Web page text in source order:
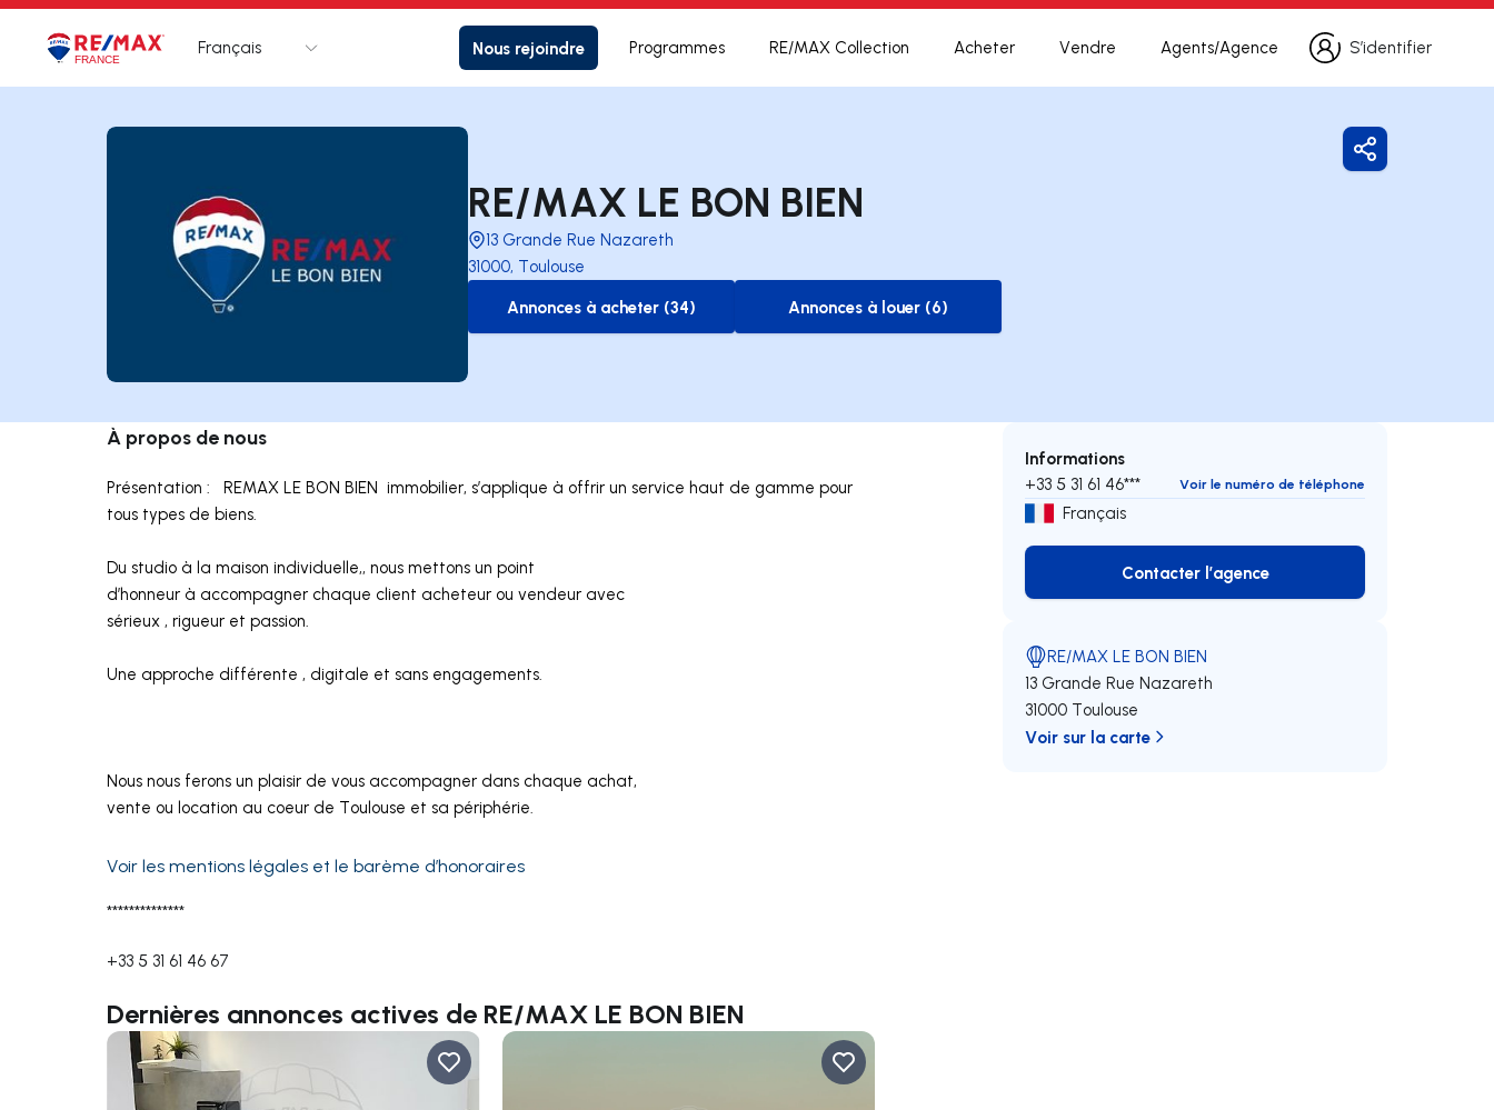
LogoAller à la page d’accueil
Français Nous rejoindre Programmes RE/MAX Collection Acheter Vendre Agents/Agence
S’identifier
S’identifier
RE/MAX LE BON BIEN
13 Grande Rue Nazareth
31000, Toulouse
to-buy-listing
Annonces à acheter (34)
to-rent-listing
Annonces à louer (6)
Partager
À propos de nous
Présentation : REMAX LE BON BIEN immobilier, s’applique à offrir un service haut de gamme pour
tous types de biens.
Du studio à la maison individuelle,, nous mettons un point
d’honneur à accompagner chaque client acheteur ou vendeur avec
sérieux , rigueur et passion.
Une approche différente , digitale et sans engagements.
Nous nous ferons un plaisir de vous accompagner dans chaque achat,
vente ou location au coeur de Toulouse et sa périphérie.
Voir les mentions légales et le barème d’honoraires
**************
+33 5 31 61 46 67
Dernières annonces actives de RE/MAX LE BON BIEN
Informations
+33 5 31 61 46*** Voir le numéro de téléphone
Français
Contacter l’agence
Contacter l’agence
RE/MAX LE BON BIEN
13 Grande Rue Nazareth
31000 Toulouse
Voir sur la carte